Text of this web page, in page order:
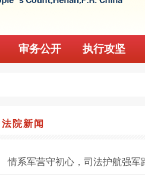
审务公开 执行攻坚
法院新闻
情系军营守初心，司法护航强